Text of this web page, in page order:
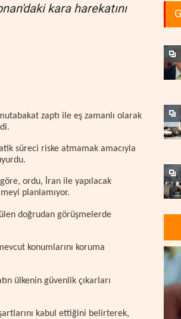
kara harekatını
zaptı ile eş zamanlı olarak
süreci riske atmamak amacıyla
ordu, İran ile yapılacak
planlamıyor.
doğrudan görüşmelerde
konumlarını koruma
ülkenin güvenlik çıkarları
kabul ettiğini belirterek,